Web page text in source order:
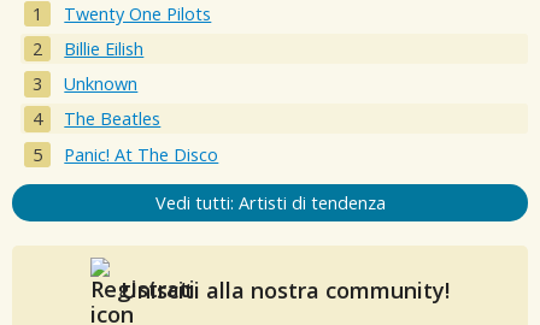
Twenty One Pilots
Billie Eilish
Unknown
The Beatles
Panic! At The Disco
Vedi tutti: Artisti di tendenza
Unisciti alla nostra community!